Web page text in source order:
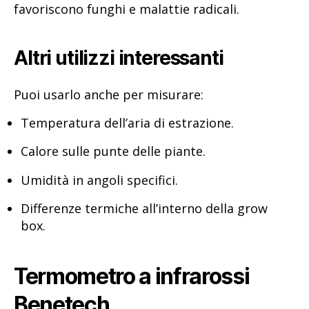
favoriscono funghi e malattie radicali.
Altri utilizzi interessanti
Puoi usarlo anche per misurare:
Temperatura dell’aria di estrazione.
Calore sulle punte delle piante.
Umidità in angoli specifici.
Differenze termiche all’interno della grow
box.
Termometro a infrarossi